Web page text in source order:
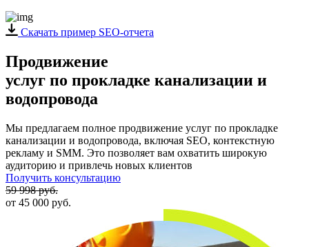
Воронеж
Уфа
Саратов
Пермь
Иркутск
Ижевск
Ставрополь
Красноярск
Волгоград
Омск
Киров
Тула
Балашиха
Тверь
Скачать пример SEO-отчета
Продвижение
услуг по прокладке канализации и
водопровода
Мы предлагаем полное продвижение услуг по прокладке
канализации и водопровода, включая SEO, контекстную
рекламу и SMM. Это позволяет вам охватить широкую
аудиторию и привлечь новых клиентов
Получить консультацию
59 998 руб.
от 45 000 руб.